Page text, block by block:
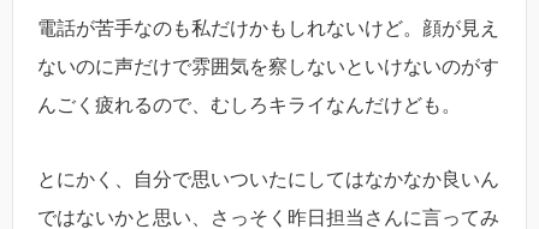
電話が苦手なのも私だけかもしれないけど。顔が見え
ないのに声だけで雰囲気を察しないといけないのがす
んごく疲れるので、むしろキライなんだけども。
とにかく、自分で思いついたにしてはなかなか良いん
ではないかと思い、さっそく昨日担当さんに言ってみ